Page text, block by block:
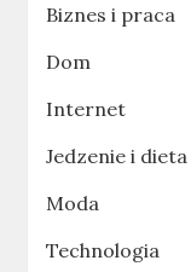
Biznes i praca
Dom
Internet
Jedzenie i dieta
Moda
Technologia